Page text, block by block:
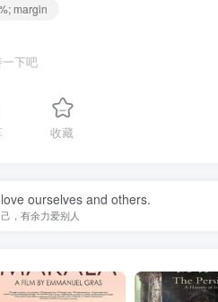
margin
下吧
收藏
ourselves and others.
，有余力爱别人